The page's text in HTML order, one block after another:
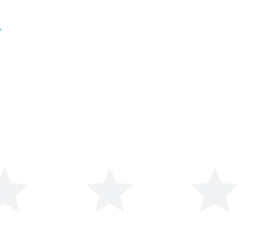
Lepotica in zver
(Spin), Aladin
sedemindvajset in še naprej